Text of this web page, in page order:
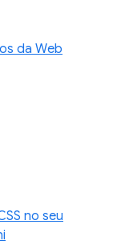
da Web
no seu